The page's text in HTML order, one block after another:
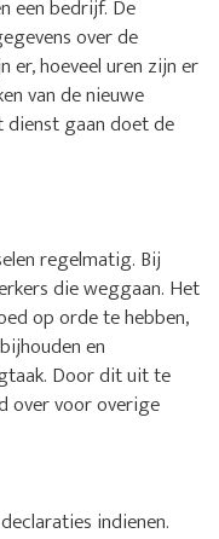
een bedrijf. De
over de
er, hoeveel uren zijn er
van de nieuwe
dienst gaan doet de
regelmatig. Bij
die weggaan. Het
op orde te hebben,
en
Door dit uit te
over voor overige
indienen.